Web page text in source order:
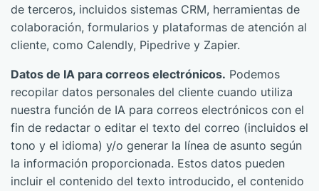
de terceros, incluidos sistemas CRM, herramientas de
colaboración, formularios y plataformas de atención al
cliente, como Calendly, Pipedrive y Zapier.
Datos de IA para correos electrónicos. Podemos
recopilar datos personales del cliente cuando utiliza
nuestra función de IA para correos electrónicos con el
fin de redactar o editar el texto del correo (incluidos el
tono y el idioma) y/o generar la línea de asunto según
la información proporcionada. Estos datos pueden
incluir el contenido del texto introducido, el contenido